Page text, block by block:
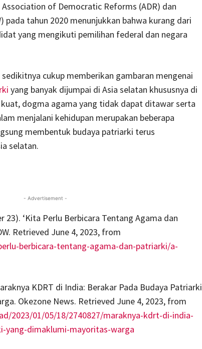
of Democratic Reforms (ADR) dan
pada tahun 2020 menunjukkan bahwa kurang dari
yang mengikuti pemilihan federal dan negara
cukup memberikan gambaran mengenai
yang banyak dijumpai di Asia selatan khususnya di
dogma agama yang tidak dapat ditawar serta
menjalani kehidupan merupakan beberapa
membentuk budaya patriarki terus
selatan.
- Advertisement -
23). ‘Kita Perlu Berbicara Tentang Agama dan
Retrieved June 4, 2023, from
berbicara-tentang-agama-dan-patriarki/a-
KDRT di India: Berakar Pada Budaya Patriarki
Okezone News. Retrieved June 4, 2023, from
2023/01/05/18/2740827/maraknya-kdrt-di-india-
yang-dimaklumi-mayoritas-warga